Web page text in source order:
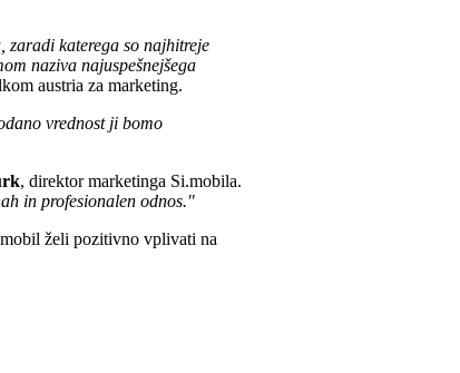
zaradi katerega so najhitreje
naziva najuspešnejšega
austria za marketing.
vrednost ji bomo
, direktor marketinga Si.mobila.
in profesionalen odnos."
želi pozitivno vplivati na